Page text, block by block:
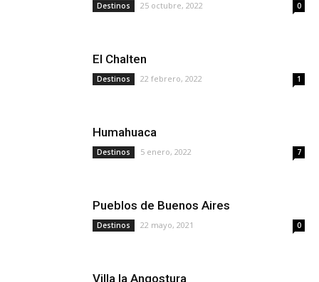
Destinos 25 octubre, 2022 0
El Chalten
Destinos 22 febrero, 2022 1
Humahuaca
Destinos 5 enero, 2022 7
Pueblos de Buenos Aires
Destinos 22 mayo, 2021 0
Villa la Angostura